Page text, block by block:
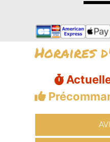
Horaires